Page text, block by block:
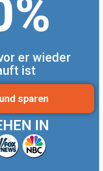
er wieder
ist
sparen
IN